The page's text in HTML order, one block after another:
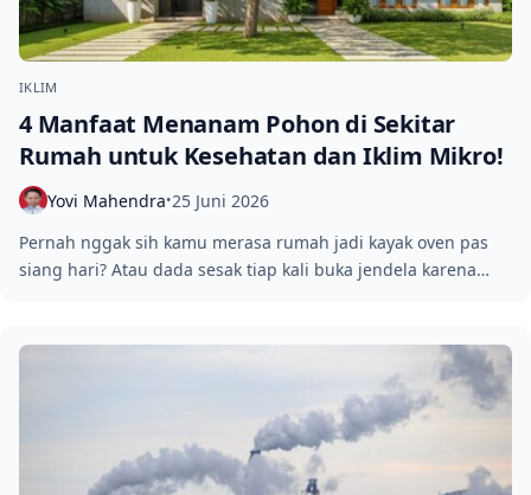
IKLIM
4 Manfaat Menanam Pohon di Sekitar
Rumah untuk Kesehatan dan Iklim Mikro!
Yovi Mahendra•25 Juni 2026
Pernah nggak sih kamu merasa rumah jadi kayak oven pas
siang hari? Atau dada sesak tiap kali buka jendela karena…